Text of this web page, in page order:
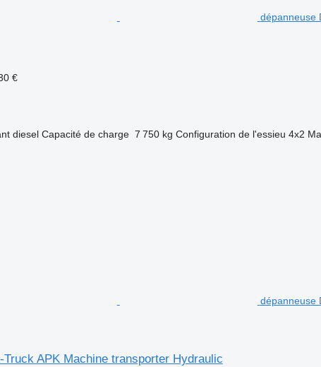
dépanneuse
€
diesel Capacité de charge 7 750 kg Configuration de l'essieu 4x2
dépanneuse
APK Machine transporter Hydraulic